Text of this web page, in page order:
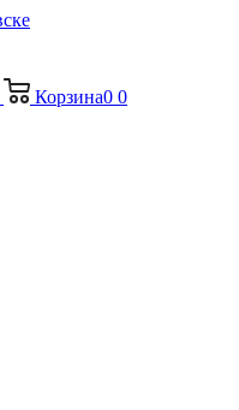
Корзина0 0